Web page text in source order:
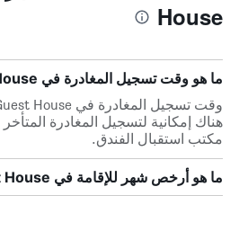
House
ما هو وقت تسجيل المغادرة في Yaudin Guest House؟
هناك إمكانية لتسجيل المغادرة المتأخر
مكتب استقبال الفندق.
ما هو أرخص شهر للإقامة في Yaudin Guest House؟